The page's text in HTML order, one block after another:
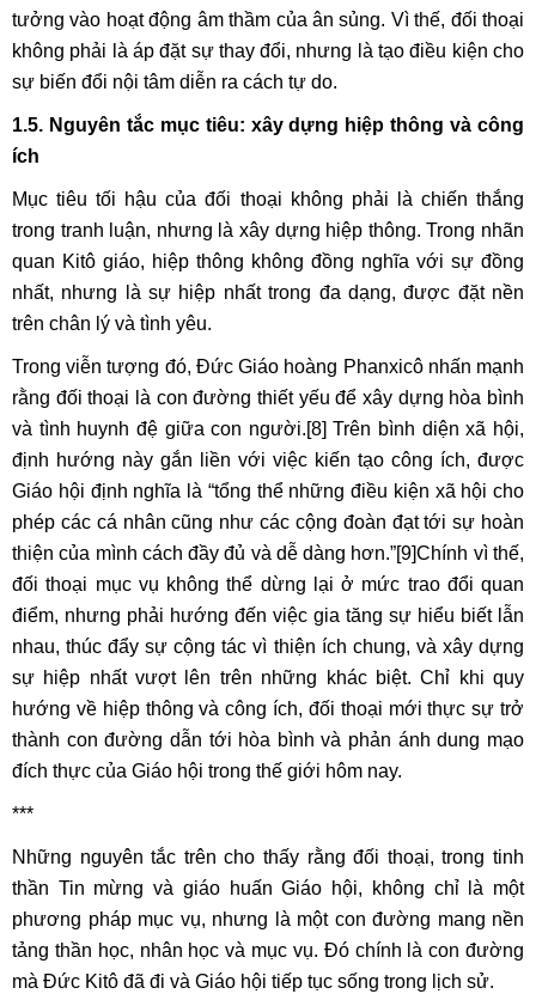
tưởng vào hoạt động âm thầm của ân sủng. Vì thế, đối thoại
không phải là áp đặt sự thay đổi, nhưng là tạo điều kiện cho
sự biến đổi nội tâm diễn ra cách tự do.
1.5. Nguyên tắc mục tiêu: xây dựng hiệp thông và công
ích
Mục tiêu tối hậu của đối thoại không phải là chiến thắng
trong tranh luận, nhưng là xây dựng hiệp thông. Trong nhãn
quan Kitô giáo, hiệp thông không đồng nghĩa với sự đồng
nhất, nhưng là sự hiệp nhất trong đa dạng, được đặt nền
trên chân lý và tình yêu.
Trong viễn tượng đó, Đức Giáo hoàng Phanxicô nhấn mạnh
rằng đối thoại là con đường thiết yếu để xây dựng hòa bình
và tình huynh đệ giữa con người.[8] Trên bình diện xã hội,
định hướng này gắn liền với việc kiến tạo công ích, được
Giáo hội định nghĩa là “tổng thể những điều kiện xã hội cho
phép các cá nhân cũng như các cộng đoàn đạt tới sự hoàn
thiện của mình cách đầy đủ và dễ dàng hơn.”[9]Chính vì thế,
đối thoại mục vụ không thể dừng lại ở mức trao đổi quan
điểm, nhưng phải hướng đến việc gia tăng sự hiểu biết lẫn
nhau, thúc đẩy sự cộng tác vì thiện ích chung, và xây dựng
sự hiệp nhất vượt lên trên những khác biệt. Chỉ khi quy
hướng về hiệp thông và công ích, đối thoại mới thực sự trở
thành con đường dẫn tới hòa bình và phản ánh dung mạo
đích thực của Giáo hội trong thế giới hôm nay.
***
Những nguyên tắc trên cho thấy rằng đối thoại, trong tinh
thần Tin mừng và giáo huấn Giáo hội, không chỉ là một
phương pháp mục vụ, nhưng là một con đường mang nền
tảng thần học, nhân học và mục vụ. Đó chính là con đường
mà Đức Kitô đã đi và Giáo hội tiếp tục sống trong lịch sử.